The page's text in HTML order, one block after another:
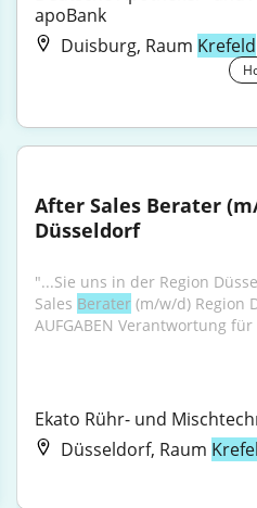
apoBank
Duisburg, Raum Krefeld
After Sales Berater
Düsseldorf
"...Sie uns in der Region
Sales Berater (m/w/d) Region
AUFGABEN Verantwortung
Ekato Rühr- und
Düsseldorf, Raum